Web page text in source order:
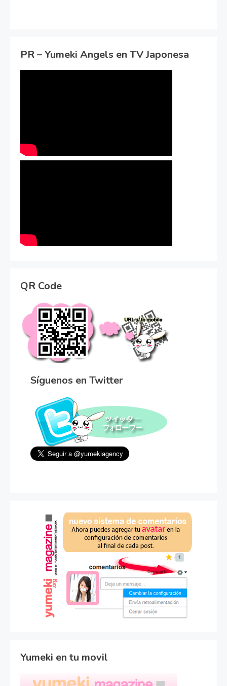
PR – Yumeki Angels en TV Japonesa
QR Code
Síguenos en Twitter
Yumeki en tu movil